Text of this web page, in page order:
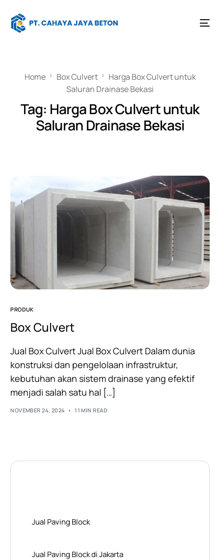
Home Box Culvert
Harga Box Culvert untuk
Saluran Drainase Bekasi
Tag: Harga Box Culvert untuk
Saluran Drainase Bekasi
PRODUK
Box Culvert
Jual Box Culvert Jual Box Culvert Dalam dunia
konstruksi dan pengelolaan infrastruktur,
kebutuhan akan sistem drainase yang efektif
menjadi salah satu hal […]
NOVEMBER 24, 2024 11 MIN READ
Jual Paving Block
Jual Paving Block di Jakarta